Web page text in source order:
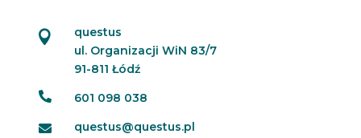

questus
ul. Organizacji WiN 83/7
91-811 Łódź
 601 098 038
 questus@questus.pl